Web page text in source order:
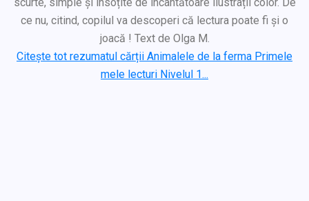
ce nu, citind, copilul va descoperi că lectura poate fi și o
joacă ! Text de Olga M.
Citește tot rezumatul cărții Animalele de la ferma Primele
mele lecturi Nivelul 1...